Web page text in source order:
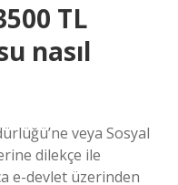
TL
nasıl
veya Sosyal
dilekçe ile
e-devlet üzerinden